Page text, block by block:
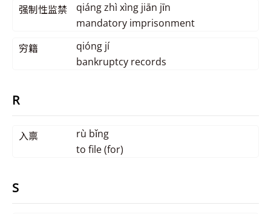
强制性监禁
qiáng zhì xìng jiān jīn
mandatory imprisonment
穷籍
qióng jí
bankruptcy records
R
入禀
rù bǐng
to file (for)
S